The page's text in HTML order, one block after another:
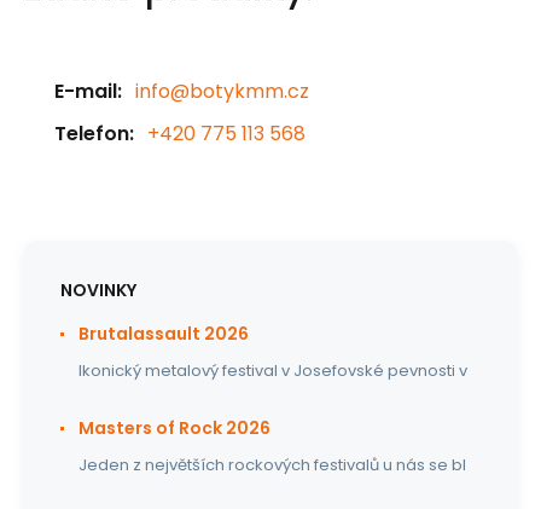
E-mail: info@botykmm.cz
Telefon: +420 775 113 568
NOVINKY
Brutalassault 2026
Ikonický metalový festival v Josefovské pevnosti v
Masters of Rock 2026
Jeden z největších rockových festivalů u nás se bl